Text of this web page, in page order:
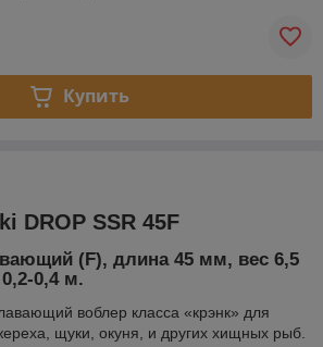
Купить
DROP SSR 45F
(F), длина 45 мм, вес 6,5
0,4 м.
воблер класса «крэнк» для
щуки, окуня, и других хищных рыб.